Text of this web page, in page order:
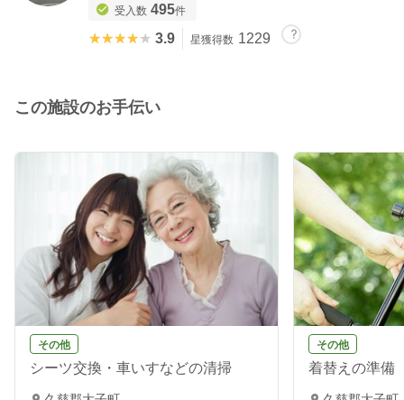
受入数 495件
★★★★★
★★★★★ 3.9 星獲得数 1229
この施設のお手伝い
その他
シーツ交換・車いすなどの清掃
その他
着替えの準備